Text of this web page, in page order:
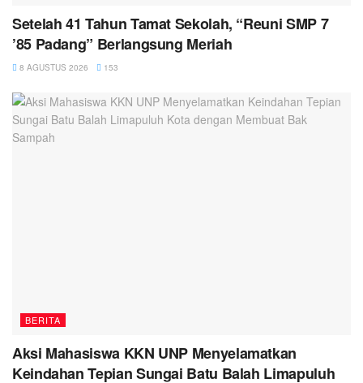
Setelah 41 Tahun Tamat Sekolah, “Reuni SMP 7
’85 Padang” Berlangsung Meriah
8 AGUSTUS 2026 153
BERITA
Aksi Mahasiswa KKN UNP Menyelamatkan
Keindahan Tepian Sungai Batu Balah Limapuluh